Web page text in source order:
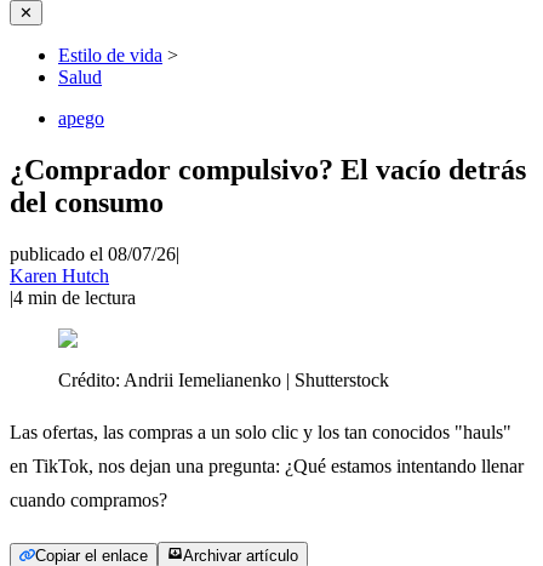
✕
Estilo de vida >
Salud
apego
¿Comprador compulsivo? El vacío detrás
del consumo
publicado el 08/07/26|
Karen Hutch
|4 min de lectura
Crédito: Andrii Iemelianenko | Shutterstock
Las ofertas, las compras a un solo clic y los tan conocidos "hauls"
en TikTok, nos dejan una pregunta: ¿Qué estamos intentando llenar
cuando compramos?
Copiar el enlace Archivar artículo